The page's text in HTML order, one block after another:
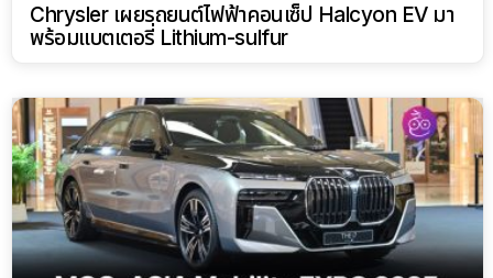
Chrysler เผยรถยนต์ไฟฟ้าคอนเซ็ป Halcyon EV มา
พร้อมแบตเตอรี่ Lithium-sulfur